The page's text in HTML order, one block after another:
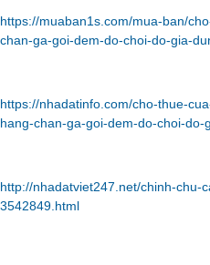
https://muaban1s.com/mua-ban/
chan-ga-goi-dem-do-choi-do-gia-
https://nhadatinfo.com/cho-thue-
hang-chan-ga-goi-dem-do-choi-
http://nhadatviet247.net/chinh-
3542849.html